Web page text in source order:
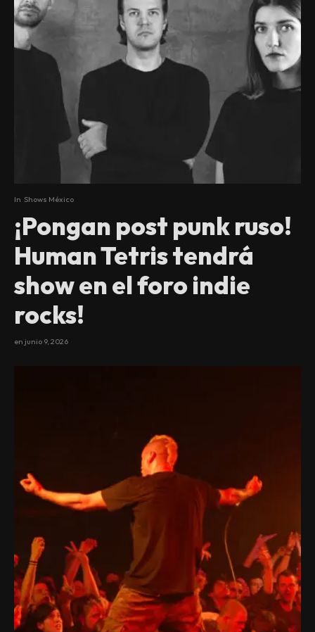
In Shows México
¡Pongan post punk ruso!
Human Tetris tendrá
show en el foro indie
rocks!
en junio 9, 2026